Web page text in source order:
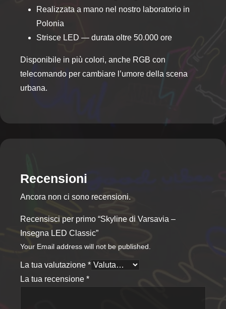
Realizzata a mano nel nostro laboratorio in
Polonia
Strisce LED — durata oltre 50.000 ore
Disponibile in più colori, anche RGB con
telecomando per cambiare l’umore della scena
urbana.
Recensioni
Ancora non ci sono recensioni.
Recensisci per primo “Skyline di Varsavia –
Insegna LED Classic”
Your Email address will not be published.
La tua valutazione *
La tua recensione *